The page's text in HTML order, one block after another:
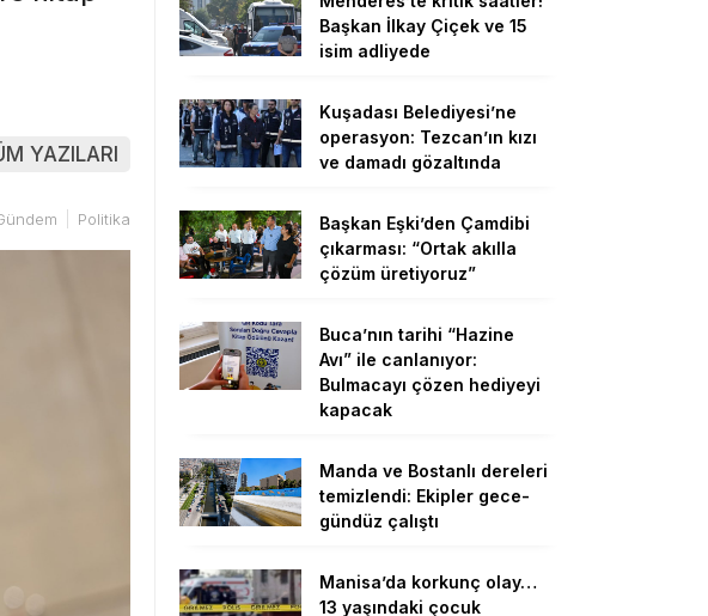
YAZILARI
Politika
Başkan İlkay Çiçek ve 15
isim adliyede
Kuşadası Belediyesi’ne
operasyon: Tezcan’ın kızı
ve damadı gözaltında
Başkan Eşki’den Çamdibi
çıkarması: “Ortak akılla
çözüm üretiyoruz”
Buca’nın tarihi “Hazine
Avı” ile canlanıyor:
Bulmacayı çözen hediyeyi
kapacak
Manda ve Bostanlı dereleri
temizlendi: Ekipler gece-
gündüz çalıştı
Manisa’da korkunç olay…
13 yaşındaki çocuk